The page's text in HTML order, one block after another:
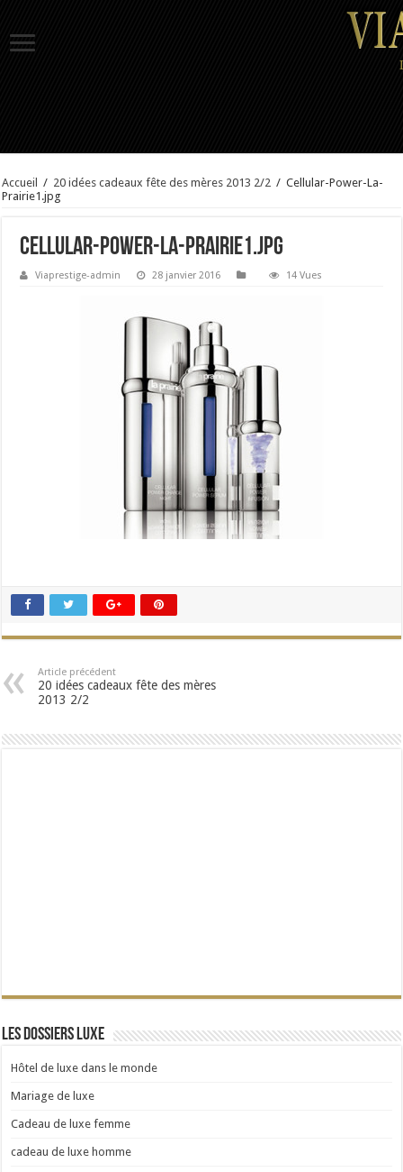
Accueil / 20 idées cadeaux fête des mères 2013 2/2 / Cellular-Power-La-
Prairie1.jpg
Cellular-Power-La-Prairie1.jpg
Viaprestige-admin 28 janvier 2016 14 Vues
Article précédent
20 idées cadeaux fête des mères
2013 2/2
Les dossiers Luxe
Hôtel de luxe dans le monde
Mariage de luxe
Cadeau de luxe femme
cadeau de luxe homme